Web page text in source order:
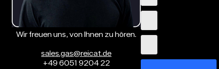
Wir freuen uns, von Ihnen zu hören.
sales.gas@reicat.de
+49 6051 9204 22